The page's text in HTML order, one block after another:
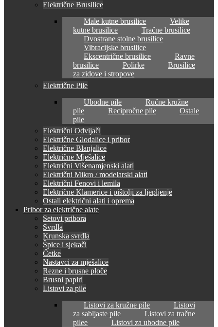
Električne Brusilice
Male kutne brusilice
Velike
kutne brusilice
Tračne brusilice
Dvostrane stolne brusilice
Vibracijske brusilice
Ekscentrične brusilice
Ravne
brusilice
Polirke
Brusilice
za zidove i stropove
Električne Pile
Ubodne pile
Ručne kružne
pile
Recipročne pile
Ostale
pile
Električni Odvijači
Električne Glodalice i pribor
Električne Blanjalice
Električne Mješalice
Električni Višenamjenski alati
Električni Mikro / modelarski alati
Električni Fenovi i lemila
Električne Klamerice i pištolji za ljepljenje
Ostali električni alati i oprema
Pribor za električne alate
Setovi pribora
Svrdla
Krunska svrdla
Špice i sjekači
Četke
Nastavci za mješalice
Rezne i brusne ploče
Brusni papiri
Listovi za pile
Listovi za kružne pile
Listovi
za sabljaste pile
Listovi za tračne
pilee
Listovi za ubodne pile